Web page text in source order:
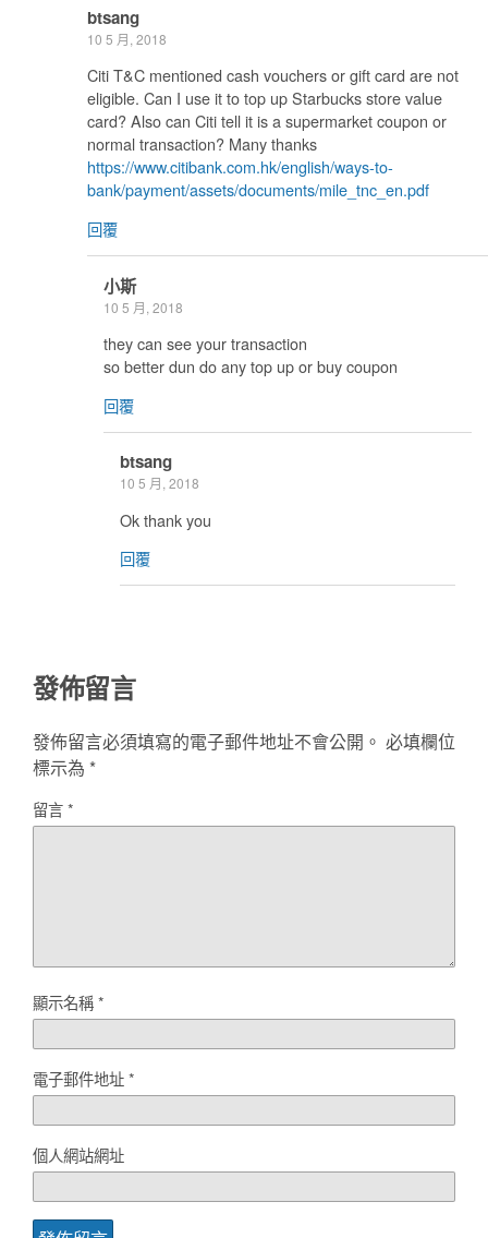
btsang
10 5 月, 2018
Citi T&C mentioned cash vouchers or gift card are not
eligible. Can I use it to top up Starbucks store value
card? Also can Citi tell it is a supermarket coupon or
normal transaction? Many thanks
https://www.citibank.com.hk/english/ways-to-
bank/payment/assets/documents/mile_tnc_en.pdf
回覆
小斯
10 5 月, 2018
they can see your transaction
so better dun do any top up or buy coupon
回覆
btsang
10 5 月, 2018
Ok thank you
回覆
發佈留言
發佈留言必須填寫的電子郵件地址不會公開。 必填欄位
標示為 *
留言*
顯示名稱*
電子郵件地址*
個人網站網址